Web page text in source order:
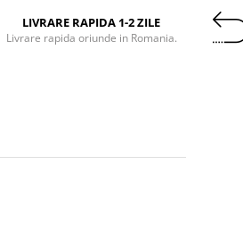
LIVRARE RAPIDA 1-2 ZILE
Livrare rapida oriunde in Romania.